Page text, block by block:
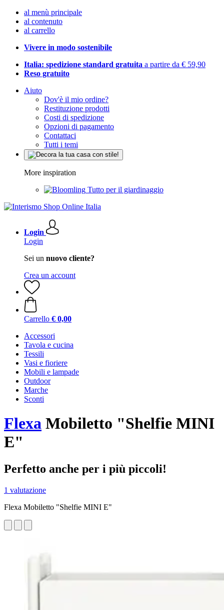
al menù principale
al contenuto
al carrello
Vivere in modo sostenibile
Italia: spedizione standard gratuita a partire da € 59,90
Reso gratuito
Aiuto
Dov'è il mio ordine?
Restituzione prodotti
Costi di spedizione
Opzioni di pagamento
Contattaci
Tutti i temi
More inspiration
Tutto per il giardinaggio
Login
Login
Sei un nuovo cliente?
Crea un account
Carrello € 0,00
Accessori
Tavola e cucina
Tessili
Vasi e fioriere
Mobili e lampade
Outdoor
Marche
Sconti
Flexa Mobiletto "Shelfie MINI
E"
Perfetto anche per i più piccoli!
1 valutazione
Flexa Mobiletto "Shelfie MINI E"